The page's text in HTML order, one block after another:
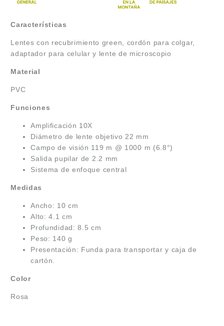
Características
Lentes con recubrimiento green, cordón para colgar,
adaptador para celular y lente de microscopio
Material
PVC
Funciones
Amplificación 10X
Diámetro de lente objetivo 22 mm
Campo de visión 119 m @ 1000 m (6.8°)
Salida pupilar de 2.2 mm
Sistema de enfoque central
Medidas
Ancho: 10 cm
Alto: 4.1 cm
Profundidad: 8.5 cm
Peso: 140 g
Presentación: Funda para transportar y caja de
cartón.
Color
Rosa